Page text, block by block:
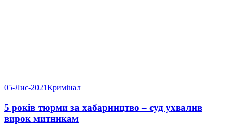
05-Лис-2021Кримінал
5 років тюрми за хабарництво – суд ухвалив
вирок митникам